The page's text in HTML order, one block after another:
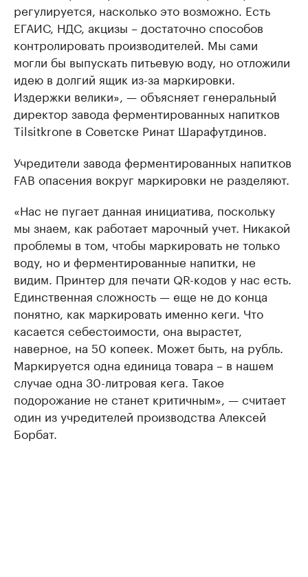
регулируется, насколько это возможно. Есть
ЕГАИС, НДС, акцизы – достаточно способов
контролировать производителей. Мы сами
могли бы выпускать питьевую воду, но отложили
идею в долгий ящик из-за маркировки.
Издержки велики», — объясняет генеральный
директор завода ферментированных напитков
Tilsitkrone в Советске Ринат Шарафутдинов.
Учредители завода ферментированных напитков
FAB опасения вокруг маркировки не разделяют.
«Нас не пугает данная инициатива, поскольку
мы знаем, как работает марочный учет. Никакой
проблемы в том, чтобы маркировать не только
воду, но и ферментированные напитки, не
видим. Принтер для печати QR-кодов у нас есть.
Единственная сложность — еще не до конца
понятно, как маркировать именно кеги. Что
касается себестоимости, она вырастет,
наверное, на 50 копеек. Может быть, на рубль.
Маркируется одна единица товара – в нашем
случае одна 30-литровая кега. Такое
подорожание не станет критичным», — считает
один из учредителей производства Алексей
Борбат.